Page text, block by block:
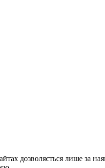
дозволяється лише за